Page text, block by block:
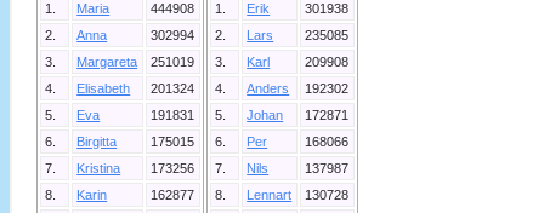
1.
Maria
444908
2.
Anna
302994
3.
Margareta
251019
4.
Elisabeth
201324
5.
Eva
191831
6.
Birgitta
175015
7.
Kristina
173256
8.
Karin
162877
1.
Erik
301938
2.
Lars
235085
3.
Karl
209908
4.
Anders
192302
5.
Johan
172871
6.
Per
168066
7.
Nils
137987
8.
Lennart
130728